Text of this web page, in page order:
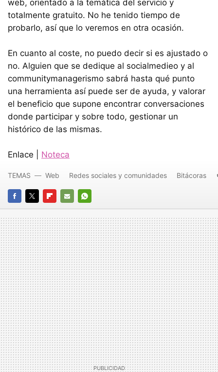
web, orientado a la temática del servicio y
totalmente gratuito. No he tenido tiempo de
probarlo, así que lo veremos en otra ocasión.
En cuanto al coste, no puedo decir si es ajustado o
no. Alguien que se dedique al socialmedieo y al
communitymanagerismo sabrá hasta qué punto
una herramienta así puede ser de ayuda, y valorar
el beneficio que supone encontrar conversaciones
donde participar y sobre todo, gestionar un
histórico de las mismas.
Enlace | Noteca
FACEBOOK
TWITTERFLIPBOARD
E-
MAIL
WHATSAPP
TEMAS Web Redes sociales y comunidades Bitácoras